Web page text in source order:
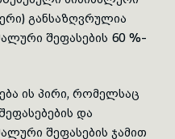
განსაზღვრულია
შეფასების 60 %-
ის პირი, რომელსაც
და
შეფასების ჯამით